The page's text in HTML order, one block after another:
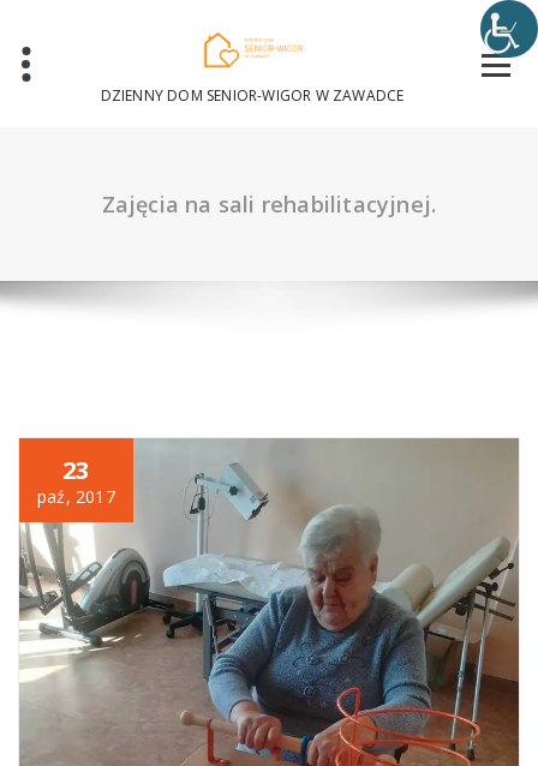
content
DZIENNY DOM SENIOR-WIGOR W ZAWADCE
Zajęcia na sali rehabilitacyjnej.
23
paź, 2017